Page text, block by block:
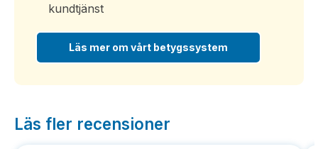
kundtjänst
Läs mer om vårt betygssystem
Läs fler recensioner